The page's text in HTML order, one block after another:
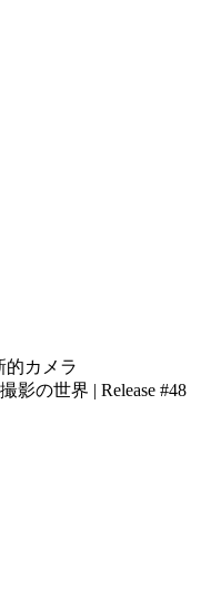
的カメラ
影の世界 | Release #48